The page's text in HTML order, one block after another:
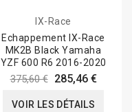
IX-Race
Echappement IX-Race
MK2B Black Yamaha
YZF 600 R6 2016-2020
375,60 € 285,46 €
VOIR LES DÉTAILS